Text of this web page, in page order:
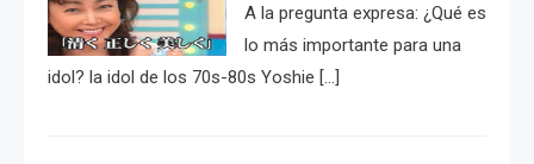
A la pregunta expresa: ¿Qué es
lo más importante para una
idol? la idol de los 70s-80s Yoshie […]